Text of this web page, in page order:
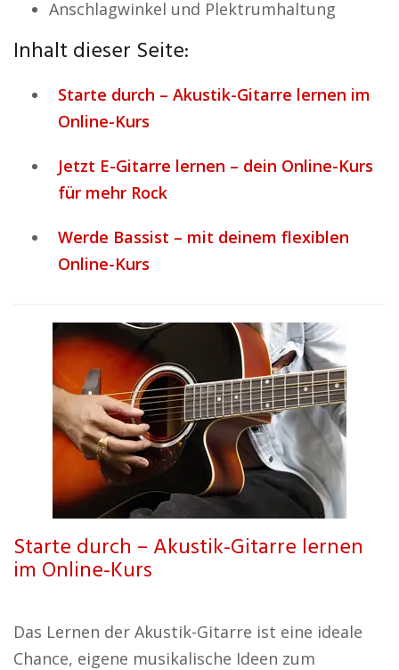
Anschlagwinkel und Plektrumhaltung
Inhalt dieser Seite:
Starte durch – Akustik-Gitarre lernen im
Online-Kurs
Jetzt E-Gitarre lernen – dein Online-Kurs
für mehr Rock
Werde Bassist – mit deinem flexiblen
Online-Kurs
Starte durch – Akustik-Gitarre lernen
im Online-Kurs
Das Lernen der Akustik-Gitarre ist eine ideale
Chance, eigene musikalische Ideen zum